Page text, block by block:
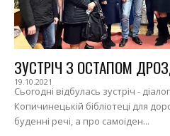
ЗУСТРІЧ З ОСТАПОМ
19.10.2021
Сьогодні відбулась зустріч -
Копичинецькій бібліотеці для
буденні речі, а про самоіден...